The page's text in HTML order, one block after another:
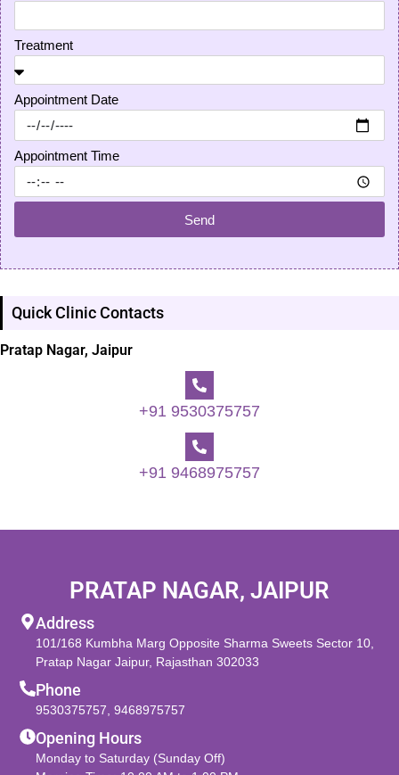
Treatment
Appointment Date
Appointment Time
Send
Quick Clinic Contacts
Pratap Nagar, Jaipur
+91 9530375757
+91 9468975757
PRATAP NAGAR, JAIPUR
Address
101/168 Kumbha Marg Opposite Sharma Sweets Sector 10,
Pratap Nagar Jaipur, Rajasthan 302033
Phone
9530375757 ,9468975757
Opening Hours
Monday to Saturday (Sunday Off)